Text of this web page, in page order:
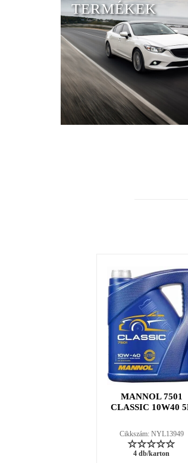
TERMÉKEK
MANNOL 7501
CLASSIC 10W40
Cikkszám: NYL13949
4 db/karton